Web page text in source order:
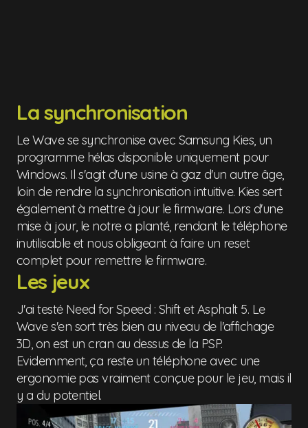
La synchronisation
Le Wave se synchronise avec Samsung Kies, un
programme hélas disponible uniquement pour
Windows. Il s'agit d'une usine à gaz d'un autre âge,
loin de rendre la synchronisation intuitive. Kies sert
également à mettre à jour le firmware. Lors d'une
mise à jour, le notre a planté, rendant le téléphone
inutilisable et nous obligeant à faire un reset
complet pour remettre le firmware.
Les jeux
J'ai testé Need for Speed : Shift et Asphalt 5. Le
Wave s'en sort très bien au niveau de l'affichage
3D, on est un cran au dessus de la PSP.
Evidemment, ça reste un téléphone avec une
ergonomie pas vraiment conçue pour le jeu, mais il
y a du potentiel.